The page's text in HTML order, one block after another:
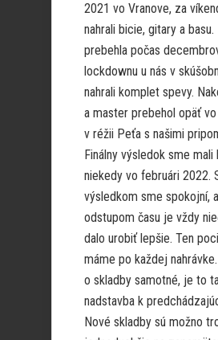
2021 vo Vranove, za
nahrali bicie, gitary a basu.
prebehla počas
lockdownu u nás v
nahrali komplet spevy.
a master prebehol opäť
v réžii Peťa s našimi
Finálny výsledok sme mali
niekedy vo februári 2022.
výsledkom sme spokojní,
odstupom času je vždy
dalo urobiť lepšie. Ten
máme po každej
o skladby samotné, je to
nadstavba k
Nové skladby sú možno